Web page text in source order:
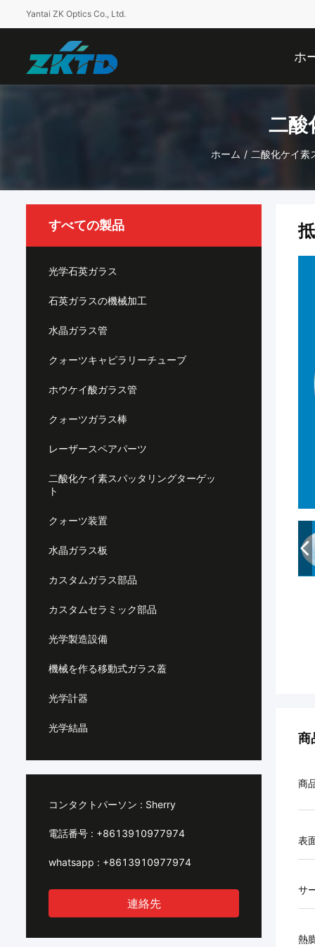
Yantai ZK Optics Co., Ltd.
ホ
二酸
ホーム / 二酸化ケイ素
すべての製品
光学石英ガラス
石英ガラスの機械加工
水晶ガラス管
クォーツキャピラリーチューブ
ホウケイ酸ガラス管
クォーツガラス棒
レーザースペアパーツ
二酸化ケイ素スパッタリングターゲッ
ト
クォーツ装置
水晶ガラス板
カスタムガラス部品
カスタムセラミック部品
光学製造設備
機械を作る移動式ガラス蓋
光学計器
光学結晶
コンタクトパーソン : Sherry
電話番号 : +8613910977974
whatsapp : +8613910977974
連絡先
商
商
表
サ
熱